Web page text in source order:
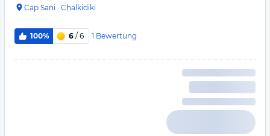
Cap Sani · Chalkidiki
100% 6 / 6 1 Bewertung